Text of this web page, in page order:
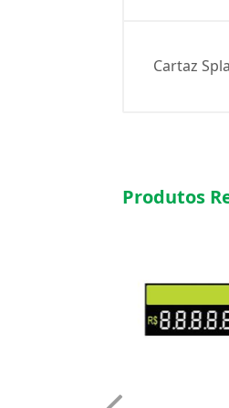
Cartaz
Produtos